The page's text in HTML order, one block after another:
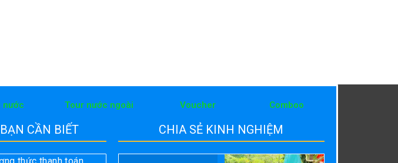
nước Tour nước ngoài Voucher Comboo
CẦN BIẾT CHIA SẺ KINH NGHIỆM